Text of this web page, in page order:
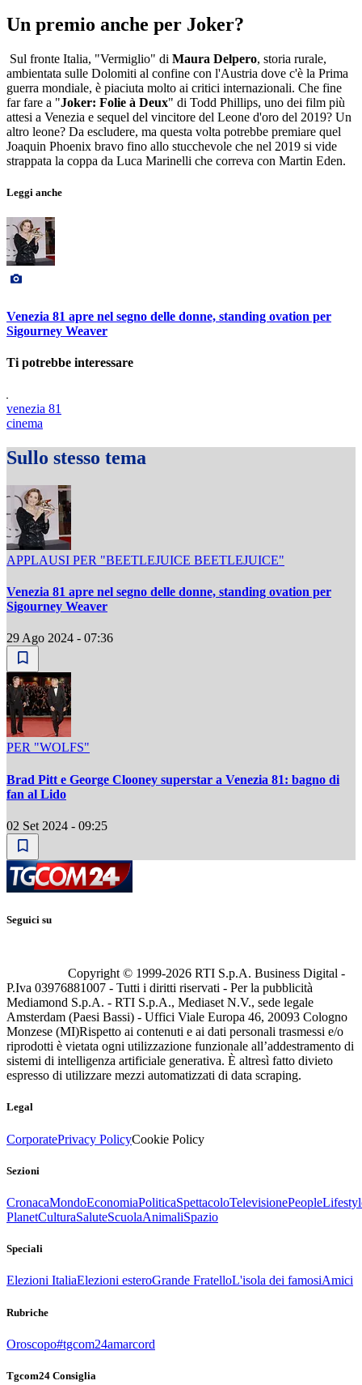
Un premio anche per Joker?
Sul fronte Italia, "Vermiglio" di Maura Delpero, storia rurale,
ambientata sulle Dolomiti al confine con l'Austria dove c'è la Prima
guerra mondiale, è piaciuta molto ai critici internazionali. Che fine
far fare a "Joker: Folie à Deux" di Todd Phillips, uno dei film più
attesi a Venezia e sequel del vincitore del Leone d'oro del 2019? Un
altro leone? Da escludere, ma questa volta potrebbe premiare quel
Joaquin Phoenix bravo fino allo stucchevole che nel 2019 si vide
strappata la coppa da Luca Marinelli che correva con Martin Eden.
Leggi anche
Venezia 81 apre nel segno delle donne, standing ovation per
Sigourney Weaver
Ti potrebbe interessare
venezia 81
cinema
Sullo stesso tema
APPLAUSI PER "BEETLEJUICE BEETLEJUICE"
Venezia 81 apre nel segno delle donne, standing ovation per
Sigourney Weaver
29 Ago 2024 - 07:36
PER "WOLFS"
Brad Pitt e George Clooney superstar a Venezia 81: bagno di
fan al Lido
02 Set 2024 - 09:25
Seguici su
Copyright © 1999-2026 RTI S.p.A. Business Digital -
P.Iva 03976881007 - Tutti i diritti riservati - Per la pubblicità
Mediamond S.p.A. - RTI S.p.A., Mediaset N.V., sede legale
Amsterdam (Paesi Bassi) - Uffici Viale Europa 46, 20093 Cologno
Monzese (MI)Rispetto ai contenuti e ai dati personali trasmessi e/o
riprodotti è vietata ogni utilizzazione funzionale all’addestramento di
sistemi di intelligenza artificiale generativa. È altresì fatto divieto
espresso di utilizzare mezzi automatizzati di data scraping.
Legal
CorporatePrivacy PolicyCookie Policy
Sezioni
CronacaMondoEconomiaPoliticaSpettacoloTelevisionePeople
PlanetCulturaSaluteScuolaAnimaliSpazio
Speciali
Elezioni ItaliaElezioni esteroGrande FratelloL'isola dei famosiAmici
Rubriche
Oroscopo#tgcom24amarcord
Tgcom24 Consiglia